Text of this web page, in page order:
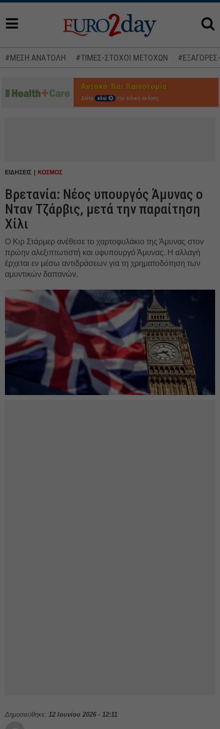
#ΜΕΣΗ ΑΝΑΤΟΛΗ #ΤΙΜΕΣ-ΣΤΟΧΟΙ ΜΕΤΟΧΩΝ
Δείτε εδώ την ειδική έκδοση
ΕΙΔΗΣΕΙΣ ΚΟΣΜΟΣ
Βρετανία: Νέος υπουργός Άμυνας ο
Νταν Τζάρβις, μετά την παραίτηση
Χίλι
Ο Κιρ Στάρμερ ανέθεσε το χαρτοφυλάκιο της Άμυνας στον
πρώην αλεξιπτωτιστή και υφυπουργό Άμυνας. Η αλλαγή
έρχεται εν μέσω αντιδράσεων για τη χρηματοδότηση των
αμυντικών δαπανών.
Δημοσιεύθηκε: 12 Ιουνίου 2026 - 12:11